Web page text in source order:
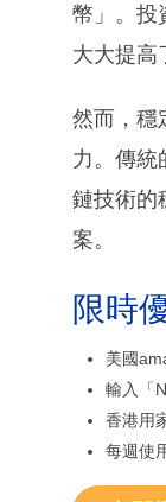
幣」。投
大大提高
然而，穩
力。傳統
鏈技術的
案。
限時
美國
輸入「
香港用
每週使